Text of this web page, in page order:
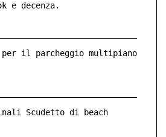
e decenza.
il parcheggio multipiano
Scudetto di beach